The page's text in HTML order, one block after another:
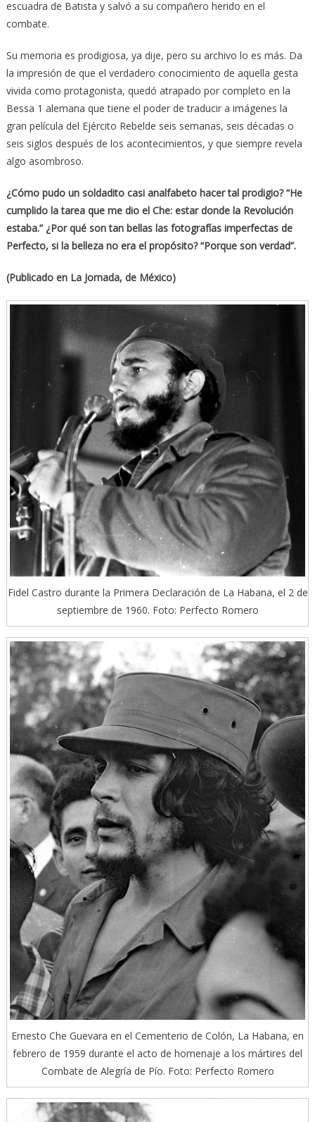
escuadra de Batista y salvó a su compañero herido en el
combate.
Su memoria es prodigiosa, ya dije, pero su archivo lo es más. Da
la impresión de que el verdadero conocimiento de aquella gesta
vivida como protagonista, quedó atrapado por completo en la
Bessa 1 alemana que tiene el poder de traducir a imágenes la
gran película del Ejército Rebelde seis semanas, seis décadas o
seis siglos después de los acontecimientos, y que siempre revela
algo asombroso.
¿Cómo pudo un soldadito casi analfabeto hacer tal prodigio? “He
cumplido la tarea que me dio el Che: estar donde la Revolución
estaba.” ¿Por qué son tan bellas las fotografías imperfectas de
Perfecto, si la belleza no era el propósito? “Porque son verdad”.
(Publicado en La Jornada, de México)
Fidel Castro durante la Primera Declaración de La Habana, el 2 de
septiembre de 1960. Foto: Perfecto Romero
Ernesto Che Guevara en el Cementerio de Colón, La Habana, en
febrero de 1959 durante el acto de homenaje a los mártires del
Combate de Alegría de Pío. Foto: Perfecto Romero